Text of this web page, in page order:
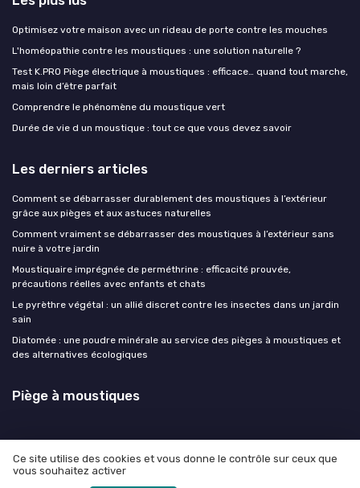
Optimisez votre maison avec un rideau de porte contre les mouches
L'homéopathie contre les moustiques : une solution naturelle ?
Test K.PRO Piège électrique à moustiques : efficace… quand tout marche,
mais loin d’être parfait
Comprendre le phénomène du moustique vert
Durée de vie d un moustique : tout ce que vous devez savoir
Les derniers articles
Comment se débarrasser durablement des moustiques à l’extérieur
grâce aux pièges et aux astuces naturelles
Comment vraiment se débarrasser des moustiques à l’extérieur sans
nuire à votre jardin
Moustiquaire imprégnée de perméthrine : efficacité prouvée,
précautions réelles avec enfants et chats
Le pyrèthre végétal : un allié discret contre les insectes dans un jardin
sain
Diatomée : une poudre minérale au service des pièges à moustiques et
des alternatives écologiques
Piège à moustiques
Mentions légales
Ce site utilise des cookies et vous donne le contrôle sur ceux que
vous souhaitez activer